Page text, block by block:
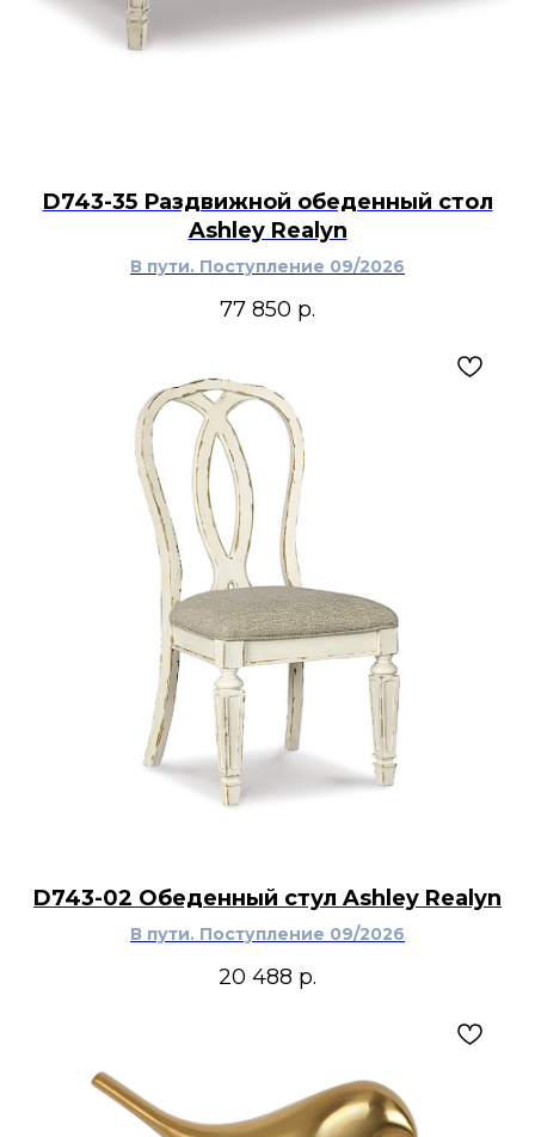
D743-35 Раздвижной обеденный стол
Ashley Realyn
В пути. Поступление 09/2026
77 850 р.
D743-02 Обеденный стул Ashley Realyn
В пути. Поступление 09/2026
20 488 р.